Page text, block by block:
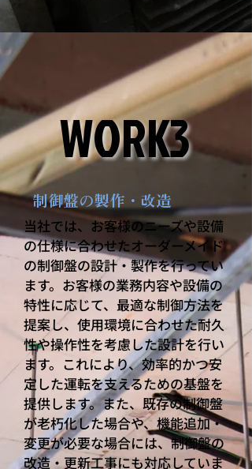
WORK3
WORK3
制御盤の製作・改造
当社では、お客様のニーズや設備
の仕様に合わせたオーダーメイド
の制御盤の設計・製作を行ってい
ます。お客様の業務内容や設備の
特性に応じて、最適な制御方法を
提案し、使用環境に合わせた耐久
性や操作性を考慮した設計を行い
ます。これにより、効率的かつ安
定した運転を支えるための基盤を
提供します。また、既存の制御盤
が老朽化した場合や、機能追加・
変更が必要な場合には、制御盤の
改造・更新工事にも対応していま